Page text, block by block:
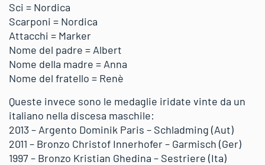
Sci = Nordica
Scarponi = Nordica
Attacchi = Marker
Nome del padre = Albert
Nome della madre = Anna
Nome del fratello = Renè
Queste invece sono le medaglie iridate vinte da un
italiano nella discesa maschile:
2013 – Argento Dominik Paris – Schladming (Aut)
2011 – Bronzo Christof Innerhofer – Garmisch (Ger)
1997 – Bronzo Kristian Ghedina – Sestriere (Ita)